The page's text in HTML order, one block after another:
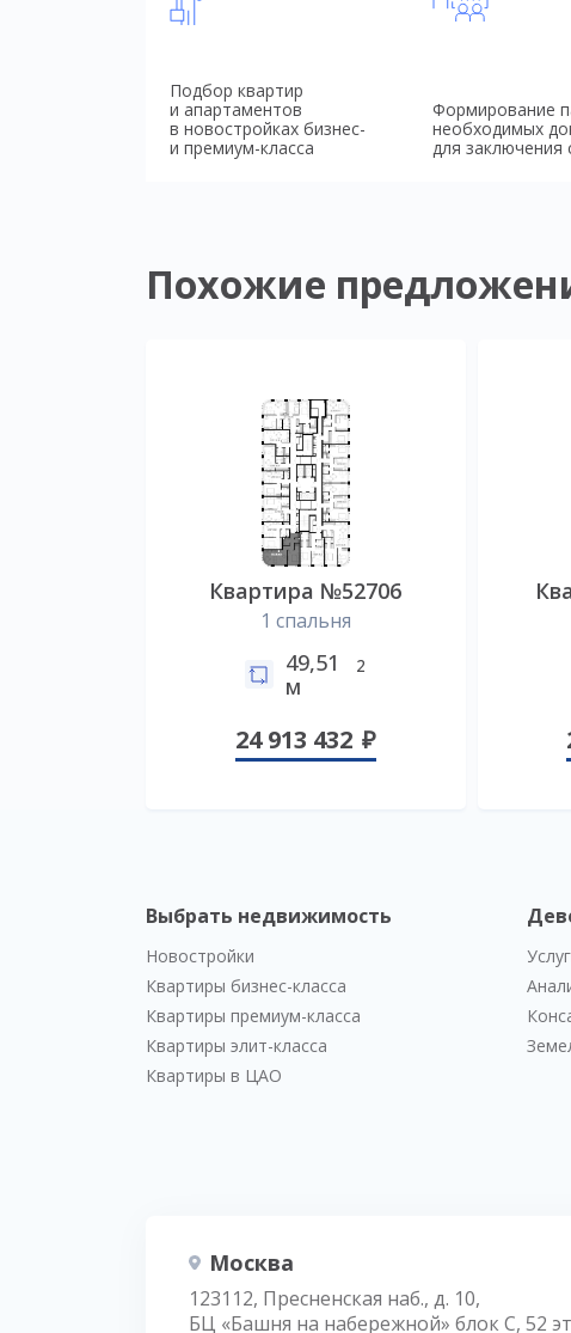
Подбор квартир
и апартаментов
в новостройках бизнес-
и премиум-класса
Формирование
необходимых
для заключения
Похожие
Квартира №52706
1 спальня
49,51
м
2
24 913 432
Выбрать недвижимость
Новостройки
Квартиры бизнес-класса
Квартиры премиум-класса
Квартиры элит-класса
Квартиры в ЦАО
Москва
123112, Пресненская наб., д. 10,
БЦ «Башня на набережной» блок С, 52